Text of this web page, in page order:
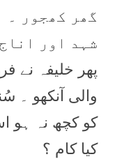
گھر کھجور ۔
شہد اور
پھر خلیفہ نے
والی آنکھو ۔
کو کچھ نہ ہو
کیا کام ؟